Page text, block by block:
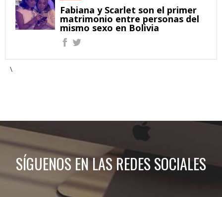
Fabiana y Scarlet son el primer
matrimonio entre personas del
mismo sexo en Bolivia
\
SÍGUENOS EN LAS REDES SOCIALES